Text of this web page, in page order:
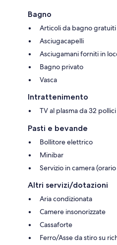
Bagno
Articoli da bagno gratuiti
Asciugacapelli
Asciugamani forniti in
Bagno privato
Vasca
Intrattenimento
TV al plasma da 32
Pasti e bevande
Bollitore elettrico
Minibar
Servizio in camera
Altri servizi/dotazioni
Aria condizionata
Camere insonorizzate
Cassaforte
Ferro/Asse da stiro su